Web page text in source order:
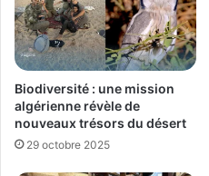
Biodiversité : une mission
algérienne révèle de
nouveaux trésors du désert
29 octobre 2025